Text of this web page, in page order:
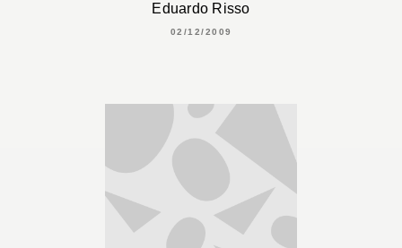
Eduardo Risso
02/12/2009